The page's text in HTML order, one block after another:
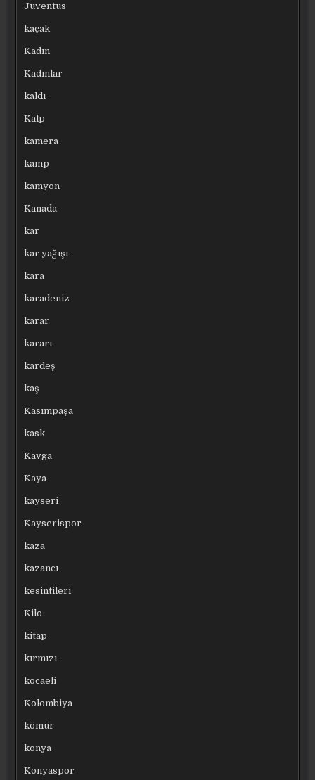
Juventus
kaçak
Kadın
Kadınlar
kaldı
Kalp
kamera
kamp
kamyon
Kanada
kar
kar yağışı
kara
karadeniz
karar
kararı
kardeş
kaş
Kasımpaşa
kask
Kavga
Kaya
kayseri
Kayserispor
kaza
kazancı
kesintileri
Kilo
kitap
kırmızı
kocaeli
Kolombiya
kömür
konya
Konyaspor